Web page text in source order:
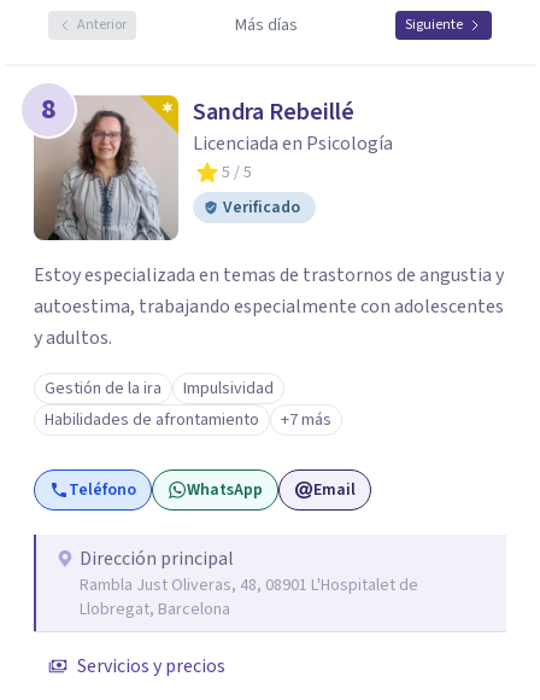
Anterior Más días Siguiente
8 Sandra Rebeillé
Licenciada en Psicología
5 / 5
Verificado
Estoy especializada en temas de trastornos de angustia y
autoestima, trabajando especialmente con adolescentes
y adultos.
Gestión de la ira
Impulsividad
Habilidades de afrontamiento
+7 más
Teléfono WhatsApp Email
Dirección principal
Rambla Just Oliveras, 48, 08901 L'Hospitalet de
Llobregat, Barcelona
Servicios y precios